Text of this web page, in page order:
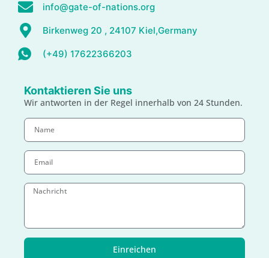
info@gate-of-nations.org
Birkenweg 20 , 24107 Kiel,Germany
(+49) 17622366203
Kontaktieren Sie uns
Wir antworten in der Regel innerhalb von 24 Stunden.
Einreichen